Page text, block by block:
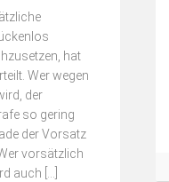
hat
Wer wegen
der
so gering
der Vorsatz
vorsätzlich
auch […]